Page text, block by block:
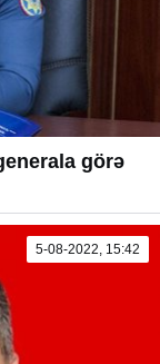
görə
5-08-2022, 15:42